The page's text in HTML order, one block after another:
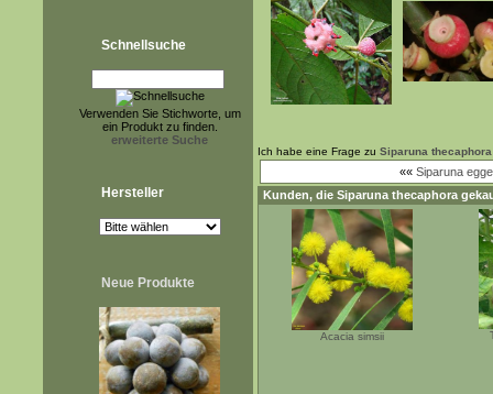
Schnellsuche
Verwenden Sie Stichworte, um
ein Produkt zu finden.
erweiterte Suche
Hersteller
Neue Produkte
Ich habe eine Frage zu Siparuna thecaphora
«« Siparuna
Kunden, die Siparuna thecaphora
Acacia simsii